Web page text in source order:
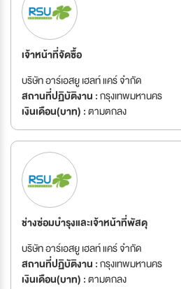
เจ้าหน้าที่จัดซื้อ
บริษัท อาร์เอสยู เฮลท์ แคร์ จำกัด
สถานที่ปฏิบัติงาน :กรุงเทพมหานคร
เงินเดือน(บาท) :ตามตกลง
ช่างซ่อมบำรุงและเจ้าหน้าที่พัสดุ
บริษัท อาร์เอสยู เฮลท์ แคร์ จำกัด
สถานที่ปฏิบัติงาน :กรุงเทพมหานคร
เงินเดือน(บาท) :ตามตกลง